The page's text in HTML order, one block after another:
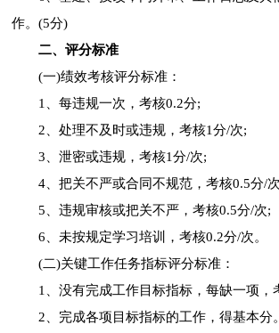
作。(5分)
二、评分标准
(一)绩效考核评分标准：
1、每违规一次，考核0.2分;
2、处理不及时或违规，考核1分/次;
3、泄密或违规，考核1分/次;
4、把关不严或合同不规范，考核0.5分/
5、违规审核或把关不严，考核0.5分/次;
6、未按规定学习培训，考核0.2分/次。
(二)关键工作任务指标评分标准：
1、没有完成工作目标指标，每缺一项，
2、完成各项目标指标的工作，得基本分。